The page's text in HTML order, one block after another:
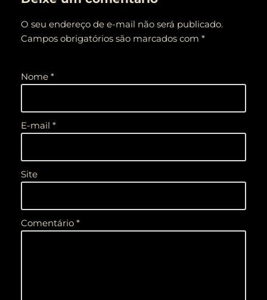
O seu endereço de e-mail não será publicado.
Campos obrigatórios são marcados com *
Nome *
E-mail *
Site
Comentário *